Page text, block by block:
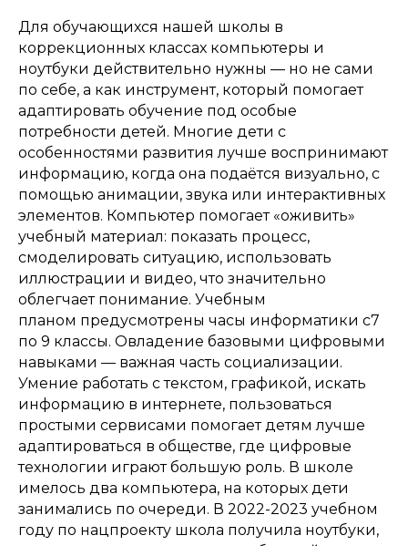
Для обучающихся нашей школы в
коррекционных классах компьютеры и
ноутбуки действительно нужны — но не сами
по себе, а как инструмент, который помогает
адаптировать обучение под особые
потребности детей. Многие дети с
особенностями развития лучше воспринимают
информацию, когда она подаётся визуально, с
помощью анимации, звука или интерактивных
элементов. Компьютер помогает «оживить»
учебный материал: показать процесс,
смоделировать ситуацию, использовать
иллюстрации и видео, что значительно
облегчает понимание. Учебным
планом предусмотрены часы информатики с7
по 9 классы. Овладение базовыми цифровыми
навыками — важная часть социализации.
Умение работать с текстом, графикой, искать
информацию в интернете, пользоваться
простыми сервисами помогает детям лучше
адаптироваться в обществе, где цифровые
технологии играют большую роль. В школе
имелось два компьютера, на которых дети
занимались по очереди. В 2022-2023 учебном
году по нацпроекту школа получила ноутбуки,